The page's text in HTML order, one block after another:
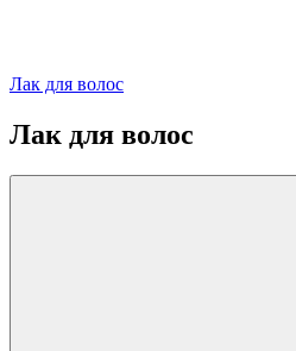
Лак для волос
Лак для волос